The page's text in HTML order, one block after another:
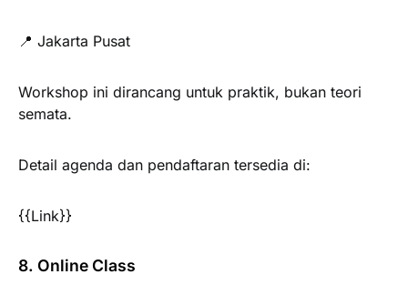
📍 Jakarta Pusat
Workshop ini dirancang untuk praktik, bukan teori
semata.
Detail agenda dan pendaftaran tersedia di:
{{Link}}
8. Online Class